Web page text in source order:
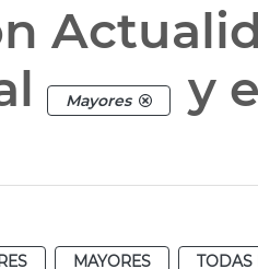
Mayores y
MAYORES TODAS